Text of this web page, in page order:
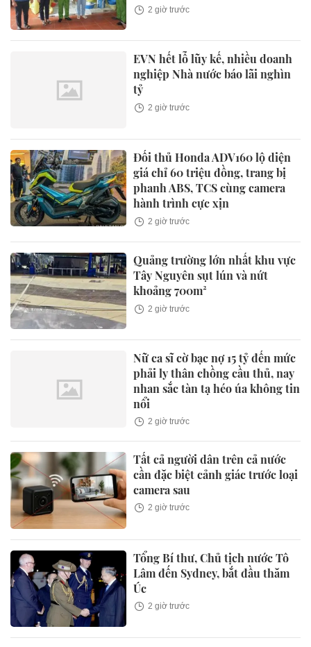
2 giờ trước
EVN hết lỗ lũy kế, nhiều doanh
nghiệp Nhà nước báo lãi nghìn
tỷ
2 giờ trước
Đối thủ Honda ADV160 lộ diện
giá chỉ 60 triệu đồng, trang bị
phanh ABS, TCS cùng camera
hành trình cực xịn
2 giờ trước
Quảng trường lớn nhất khu vực
Tây Nguyên sụt lún và nứt
khoảng 700m²
2 giờ trước
Nữ ca sĩ cờ bạc nợ 15 tỷ đến mức
phải ly thân chồng cầu thủ, nay
nhan sắc tàn tạ héo úa không tin
nổi
2 giờ trước
Tất cả người dân trên cả nước
cần đặc biệt cảnh giác trước loại
camera sau
2 giờ trước
Tổng Bí thư, Chủ tịch nước Tô
Lâm đến Sydney, bắt đầu thăm
Úc
2 giờ trước